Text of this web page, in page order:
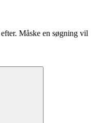
Måske en søgning vil